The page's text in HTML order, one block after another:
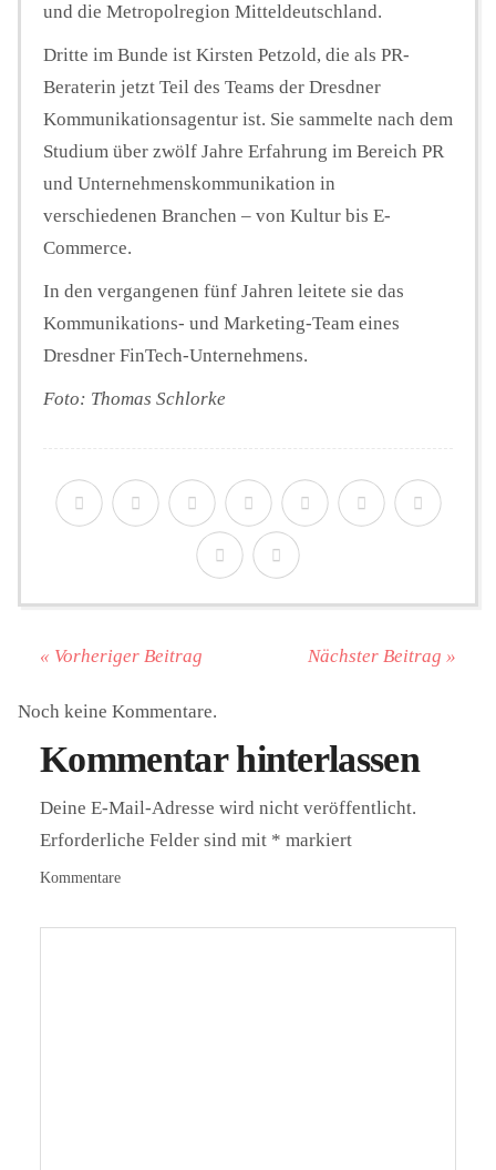
und die Metropolregion Mitteldeutschland.
Dritte im Bunde ist Kirsten Petzold, die als PR-
Beraterin jetzt Teil des Teams der Dresdner
Kommunikationsagentur ist. Sie sammelte nach dem
Studium über zwölf Jahre Erfahrung im Bereich PR
und Unternehmenskommunikation in
verschiedenen Branchen – von Kultur bis E-
Commerce.
In den vergangenen fünf Jahren leitete sie das
Kommunikations- und Marketing-Team eines
Dresdner FinTech-Unternehmens.
Foto: Thomas Schlorke
« Vorheriger Beitrag Nächster Beitrag »
Noch keine Kommentare.
Kommentar hinterlassen
Deine E-Mail-Adresse wird nicht veröffentlicht.
Erforderliche Felder sind mit * markiert
Kommentare